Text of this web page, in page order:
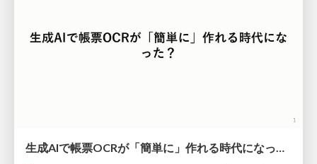
生成AIで帳票OCRが「簡単に」作れる時代になった？